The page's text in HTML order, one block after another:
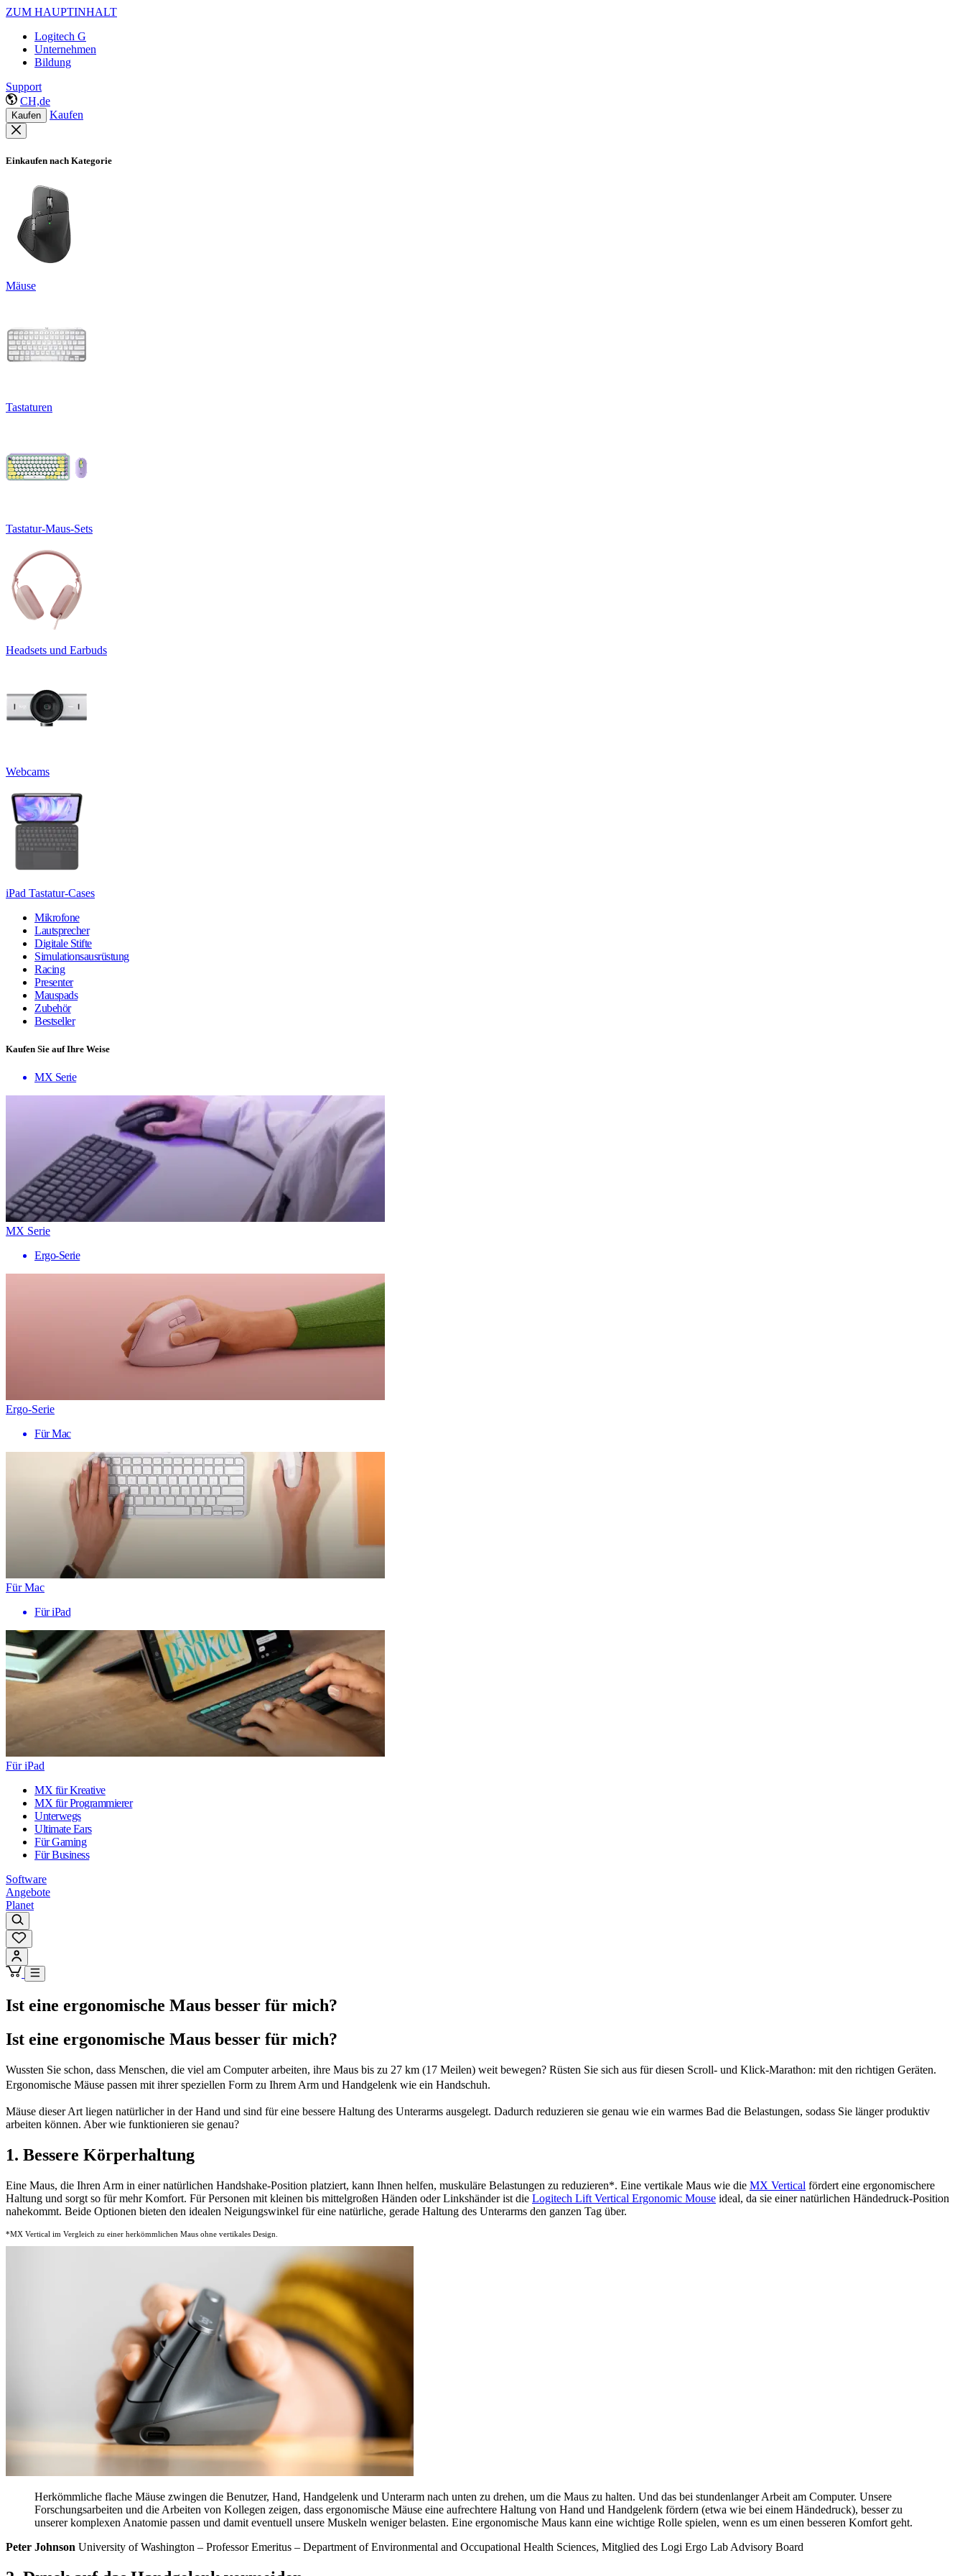
ZUM HAUPTINHALT
Logitech G
Unternehmen
Bildung
Support
CH,de
Kaufen Kaufen
Einkaufen nach Kategorie
Mäuse
Tastaturen
Tastatur-Maus-Sets
Headsets und Earbuds
Webcams
iPad Tastatur-Cases
Mikrofone
Lautsprecher
Digitale Stifte
Simulationsausrüstung
Racing
Presenter
Mauspads
Zubehör
Bestseller
Kaufen Sie auf Ihre Weise
MX Serie
MX Serie
Ergo-Serie
Ergo-Serie
Für Mac
Für Mac
Für iPad
Für iPad
MX für Kreative
MX für Programmierer
Unterwegs
Ultimate Ears
Für Gaming
Für Business
Software
Angebote
Planet
Ist eine ergonomische Maus besser für mich?
Ist eine ergonomische Maus besser für mich?
Wussten Sie schon, dass Menschen, die viel am Computer arbeiten, ihre Maus bis zu 27 km (17 Meilen) weit bewegen? Rüsten Sie sich aus für diesen Scroll- und Klick-Marathon: mit den richtigen Geräten.
Ergonomische Mäuse passen mit ihrer speziellen Form zu Ihrem Arm und Handgelenk wie ein Handschuh.
Mäuse dieser Art liegen natürlicher in der Hand und sind für eine bessere Haltung des Unterarms ausgelegt. Dadurch reduzieren sie genau wie ein warmes Bad die Belastungen, sodass Sie länger produktiv
arbeiten können. Aber wie funktionieren sie genau?
1. Bessere Körperhaltung
Eine Maus, die Ihren Arm in einer natürlichen Handshake-Position platziert, kann Ihnen helfen, muskuläre Belastungen zu reduzieren*. Eine vertikale Maus wie die MX Vertical fördert eine ergonomischere
Haltung und sorgt so für mehr Komfort. Für Personen mit kleinen bis mittelgroßen Händen oder Linkshänder ist die Logitech Lift Vertical Ergonomic Mouse ideal, da sie einer natürlichen Händedruck-Position
nahekommt. Beide Optionen bieten den idealen Neigungswinkel für eine natürliche, gerade Haltung des Unterarms den ganzen Tag über.
*MX Vertical im Vergleich zu einer herkömmlichen Maus ohne vertikales Design.
Herkömmliche flache Mäuse zwingen die Benutzer, Hand, Handgelenk und Unterarm nach unten zu drehen, um die Maus zu halten. Und das bei stundenlanger Arbeit am Computer. Unsere
Forschungsarbeiten und die Arbeiten von Kollegen zeigen, dass ergonomische Mäuse eine aufrechtere Haltung von Hand und Handgelenk fördern (etwa wie bei einem Händedruck), besser zu
unserer komplexen Anatomie passen und damit eventuell unsere Muskeln weniger belasten. Eine ergonomische Maus kann eine wichtige Rolle spielen, wenn es um einen besseren Komfort geht.
Peter Johnson University of Washington – Professor Emeritus – Department of Environmental and Occupational Health Sciences, Mitglied des Logi Ergo Lab Advisory Board